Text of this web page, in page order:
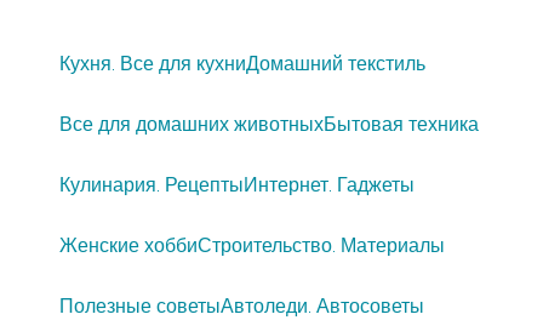
Кухня. Все для кухниДомашний текстиль
Все для домашних животныхБытовая техника
Кулинария. РецептыИнтернет. Гаджеты
Женские хоббиСтроительство. Материалы
Полезные советыАвтоледи. Автосоветы